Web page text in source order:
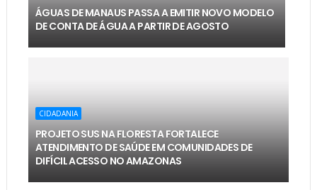
ÁGUAS DE MANAUS PASSA A EMITIR NOVO MODELO
DE CONTA DE ÁGUA A PARTIR DE AGOSTO
CIDADANIA
PROJETO SUS NA FLORESTA FORTALECE
ATENDIMENTO DE SAÚDE EM COMUNIDADES DE
DIFÍCIL ACESSO NO AMAZONAS